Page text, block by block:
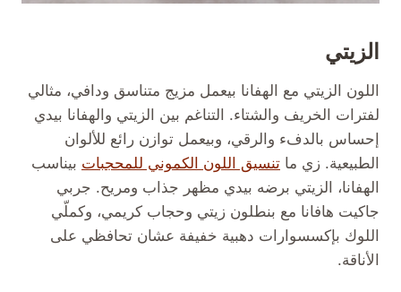
الزيتي
اللون الزيتي مع الهفانا بيعمل مزيج متناسق ودافي، مثالي
لفترات الخريف والشتاء. التناغم بين الزيتي والهفانا بيدي
إحساس بالدفء والرقي، وبيعمل توازن رائع للألوان
الطبيعية. زي ما تنسيق اللون الكموني للمحجبات بيناسب
الهفانا، الزيتي برضه بيدي مظهر جذاب ومريح. جربي
جاكيت هافانا مع بنطلون زيتي وحجاب كريمي، وكملّي
اللوك بإكسسوارات دهبية خفيفة عشان تحافظي على
الأناقة.